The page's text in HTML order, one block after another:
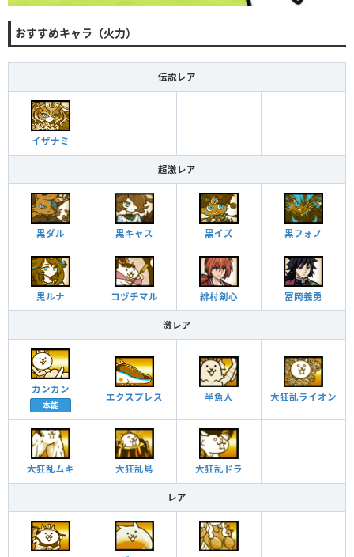
おすすめキャラ（火力）
伝説レア
イザナミ
超激レア
黒ダル 黒キャス 黒イズ 黒フォノ
黒ルナ コヅチマル 緋村剣心 冨岡義勇
激レア
カンカン
本能
エクスプレス 半魚人 大狂乱ライオン
大狂乱ムキ 大狂乱島 大狂乱ドラ
レア